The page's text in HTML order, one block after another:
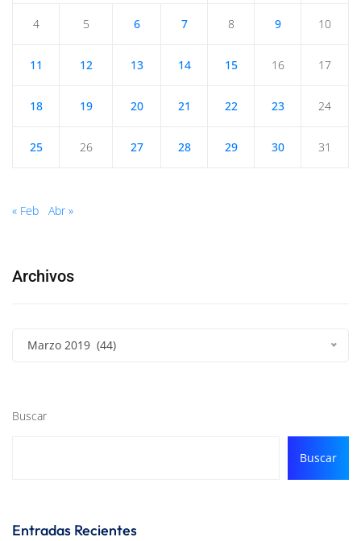
4 5 6 7 8 9 10
11 12 13 14 15 16 17
18 19 20 21 22 23 24
25 26 27 28 29 30 31
« Feb Abr »
Archivos
Marzo 2019 (44)
Buscar
Buscar
Entradas Recientes